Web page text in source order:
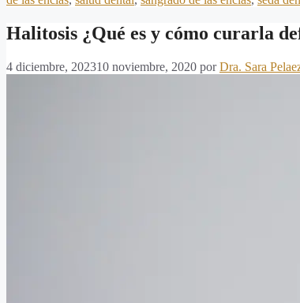
Halitosis ¿Qué es y cómo curarla
4 diciembre, 202310 noviembre, 2020 porDra. Sara